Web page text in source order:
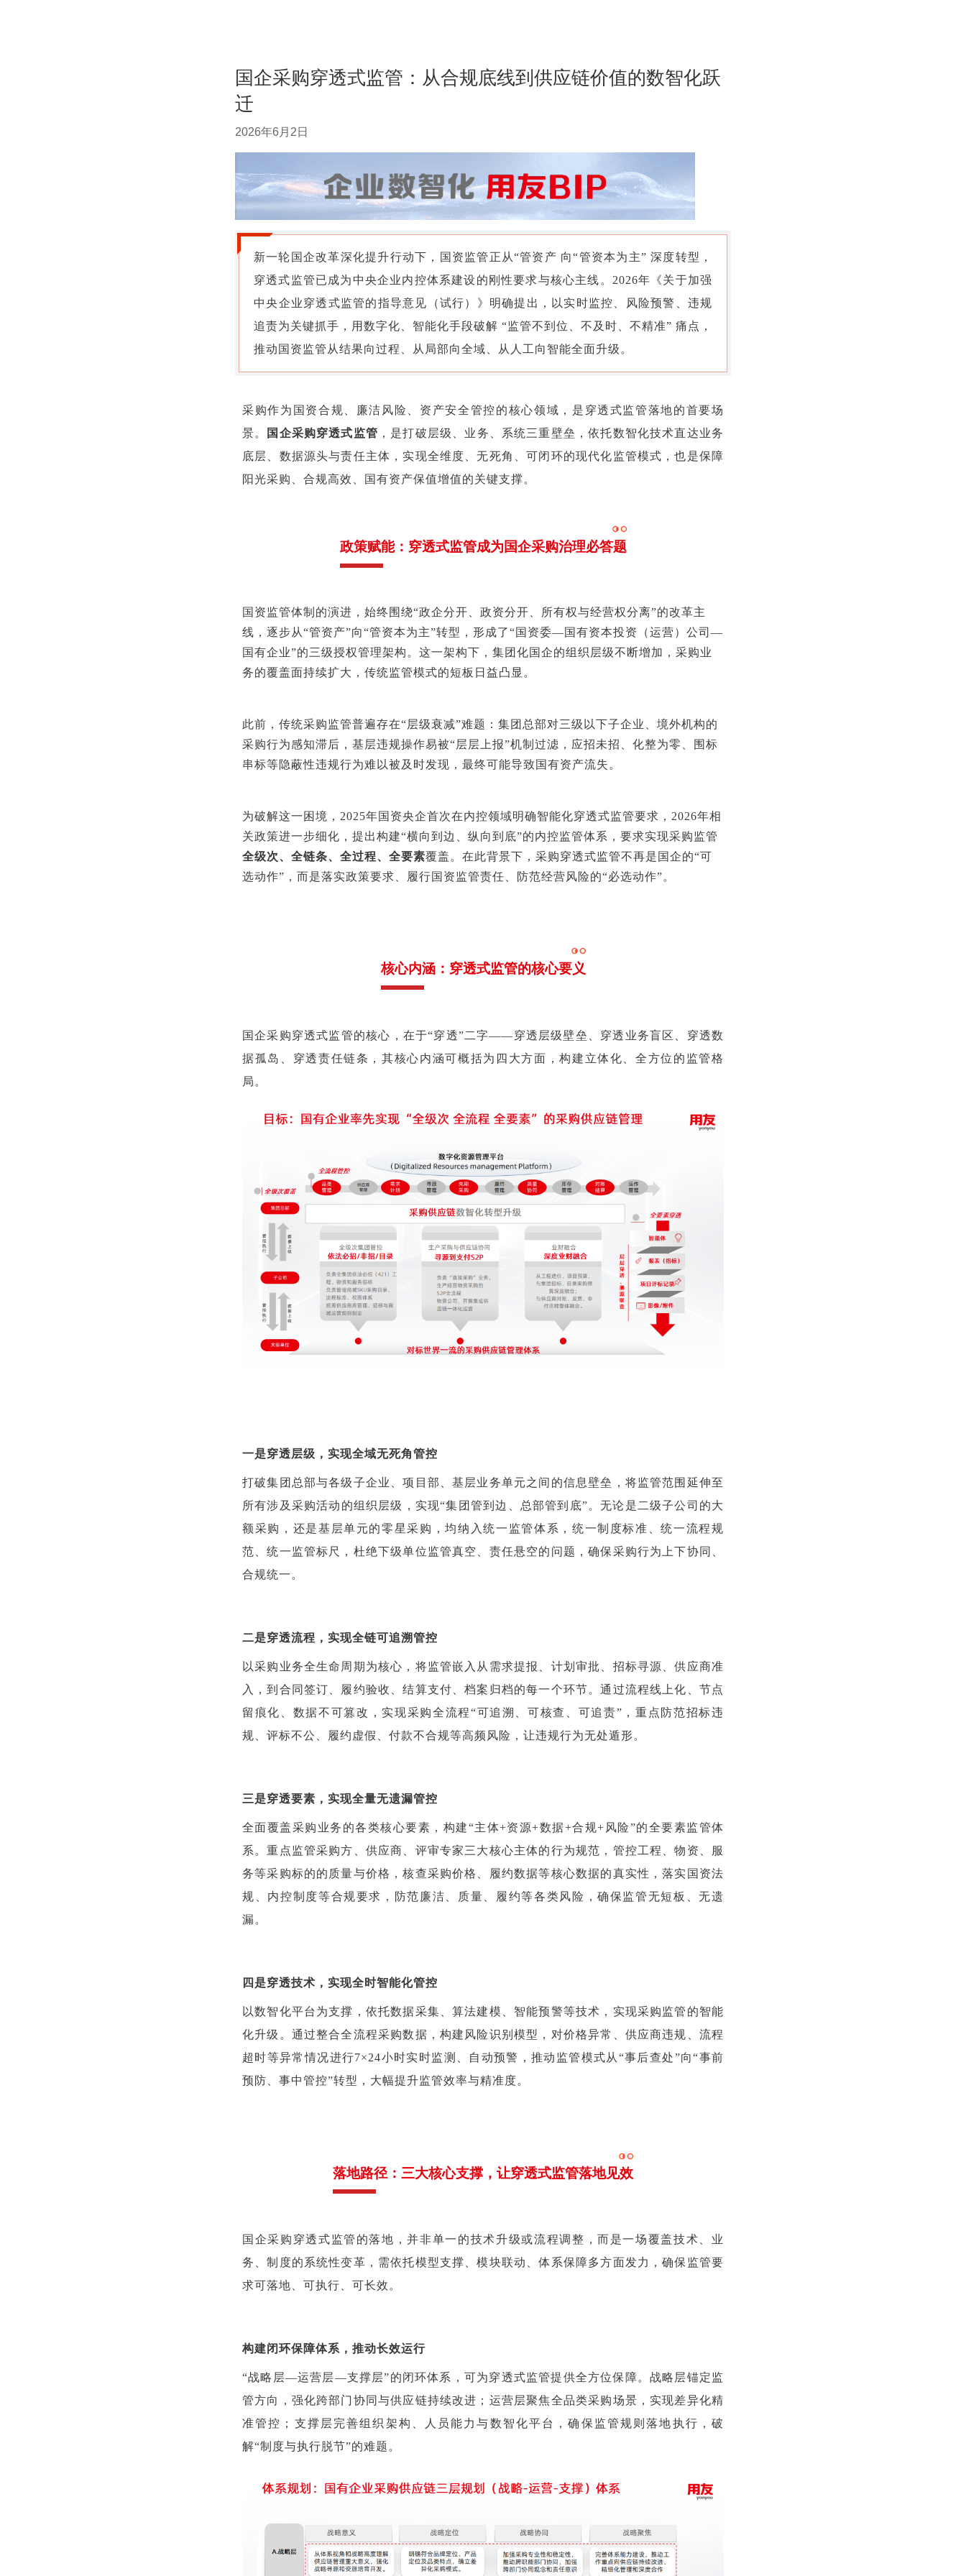
国企采购穿透式监管：从合规底线到供应链价值的数智化跃
迁
2026年6月2日
新一轮国企改革深化提升行动下，国资监管正从“管资产 向“管资本为主” 深度转型，
穿透式监管已成为中央企业内控体系建设的刚性要求与核心主线。2026年《关于加强
中央企业穿透式监管的指导意见（试行）》明确提出，以实时监控、风险预警、违规
追责为关键抓手，用数字化、智能化手段破解 “监管不到位、不及时、不精准” 痛点，
推动国资监管从结果向过程、从局部向全域、从人工向智能全面升级。
采购作为国资合规、廉洁风险、资产安全管控的核心领域，是穿透式监管落地的首要场
景。
国企采购穿透式监管 ，是打破层级、业务、系统三重壁垒，依托数智化技术直达业务
底层、数据源头与责任主体，实现全维度、无死角、可闭环的现代化监管模式，也是保障
阳光采购、合规高效、国有资产保值增值的关键支撑。
政策赋能：穿透式监管成为国企采购治理必答题
国资监管体制的演进，始终围绕“政企分开、政资分开、所有权与经营权分离”的改革主
线，逐步从“管资产”向“管资本为主”转型，形成了“国资委—国有资本投资（运营）公司—
国有企业”的三级授权管理架构。这一架构下，集团化国企的组织层级不断增加，采购业
务的覆盖面持续扩大，传统监管模式的短板日益凸显。
此前，传统采购监管普遍存在“层级衰减”难题：集团总部对三级以下子企业、境外机构的
采购行为感知滞后，基层违规操作易被“层层上报”机制过滤，应招未招、化整为零、围标
串标等隐蔽性违规行为难以被及时发现，最终可能导致国有资产流失。
为破解这一困境，2025年国资央企首次在内控领域明确智能化穿透式监管要求，2026年相
关政策进一步细化，提出构建“横向到边、纵向到底”的内控监管体系，要求实现采购监管
全级次、全链条、全过程、全要素覆盖。在此背景下，采购穿透式监管不再是国企的“可
选动作”，而是落实政策要求、履行国资监管责任、防范经营风险的“必选动作”。
核心内涵：穿透式监管的核心要义
国企采购穿透式监管的核心，在于“穿透”二字——穿透层级壁垒、穿透业务盲区、穿透数
据孤岛、穿透责任链条，其核心内涵可概括为四大方面，构建立体化、全方位的监管格
局。
一是穿透层级，实现全域无死角管控
打破集团总部与各级子企业、项目部、基层业务单元之间的信息壁垒，将监管范围延伸至
所有涉及采购活动的组织层级，实现“集团管到边、总部管到底”。无论是二级子公司的大
额采购，还是基层单元的零星采购，均纳入统一监管体系，统一制度标准、统一流程规
范、统一监管标尺，杜绝下级单位监管真空、责任悬空的问题，确保采购行为上下协同、
合规统一。
二是穿透流程，实现全链可追溯管控
以采购业务全生命周期为核心，将监管嵌入从需求提报、计划审批、招标寻源、供应商准
入，到合同签订、履约验收、结算支付、档案归档的每一个环节。通过流程线上化、节点
留痕化、数据不可篡改，实现采购全流程“可追溯、可核查、可追责”，重点防范招标违
规、评标不公、履约虚假、付款不合规等高频风险，让违规行为无处遁形。
三是穿透要素，实现全量无遗漏管控
全面覆盖采购业务的各类核心要素，构建“主体+资源+数据+合规+风险”的全要素监管体
系。重点监管采购方、供应商、评审专家三大核心主体的行为规范，管控工程、物资、服
务等采购标的的质量与价格，核查采购价格、履约数据等核心数据的真实性，落实国资法
规、内控制度等合规要求，防范廉洁、质量、履约等各类风险，确保监管无短板、无遗
漏。
四是穿透技术，实现全时智能化管控
以数智化平台为支撑，依托数据采集、算法建模、智能预警等技术，实现采购监管的智能
化升级。通过整合全流程采购数据，构建风险识别模型，对价格异常、供应商违规、流程
超时等异常情况进行7×24小时实时监测、自动预警，推动监管模式从“事后查处”向“事前
预防、事中管控”转型，大幅提升监管效率与精准度。
落地路径：三大核心支撑，让穿透式监管落地见效
国企采购穿透式监管的落地，并非单一的技术升级或流程调整，而是一场覆盖技术、业
务、制度的系统性变革，需依托模型支撑、模块联动、体系保障多方面发力，确保监管要
求可落地、可执行、可长效。
构建闭环保障体系，推动长效运行
“战略层—运营层—支撑层”的闭环体系，可为穿透式监管提供全方位保障。战略层锚定监
管方向，强化跨部门协同与供应链持续改进；运营层聚焦全品类采购场景，实现差异化精
准管控；支撑层完善组织架构、人员能力与数智化平台，确保监管规则落地执行，破
解“制度与执行脱节”的难题。